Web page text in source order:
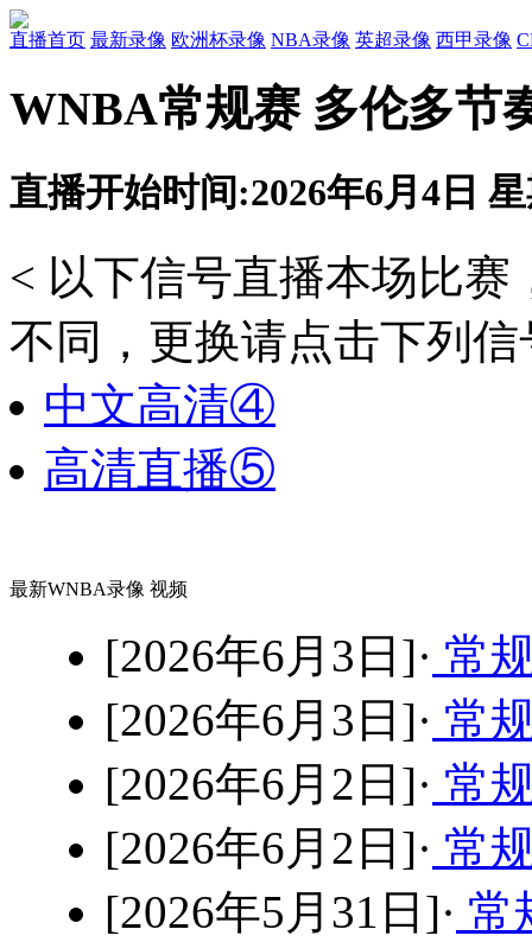
直播首页 最新录像 欧洲杯录像 NBA录像 英超录像 西甲录像
WNBA常规赛 多伦多节
直播开始时间:2026年6月4日
< 以下信号直播本场比
不同，更换请点击下列信
中文高清④
高清直播⑤
最新WNBA录像 视频
[2026年6月3日]· 常
[2026年6月3日]· 常
[2026年6月2日]· 常
[2026年6月2日]· 常
[2026年5月31日]· 常